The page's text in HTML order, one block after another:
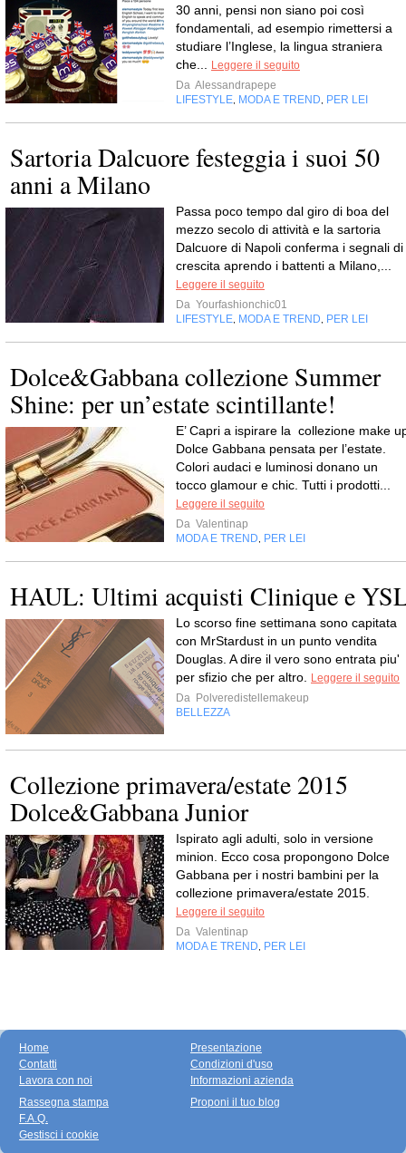
30 anni, pensi non siano poi così
fondamentali, ad esempio rimettersi a
studiare l’Inglese, la lingua straniera
che...
Leggere il seguito
Da Alessandrapepe
LIFESTYLE MODA E TREND PER LEI
Sartoria Dalcuore festeggia i suoi 50
anni a Milano
Passa poco tempo dal giro di boa del
mezzo secolo di attività e la sartoria
Dalcuore di Napoli conferma i segnali di
crescita aprendo i battenti a Milano,...
Leggere il seguito
Da Yourfashionchic01
LIFESTYLE MODA E TREND PER LEI
Dolce&Gabbana collezione Summer
Shine: per un’estate scintillante!
E’ Capri a ispirare la collezione make
Dolce Gabbana pensata per l’estate.
Colori audaci e luminosi donano un
tocco glamour e chic. Tutti i prodotti...
Leggere il seguito
Da Valentinap
MODA E TREND
PER LEI
HAUL: Ultimi acquisti Clinique e
Lo scorso fine settimana sono capitata
con MrStardust in un punto vendita
Douglas. A dire il vero sono entrata piu'
per sfizio che per altro.
Leggere il seguito
Da Polveredistellemakeup
BELLEZZA
Collezione primavera/estate 2015
Dolce&Gabbana Junior
Ispirato agli adulti, solo in versione
minion. Ecco cosa propongono Dolce
Gabbana per i nostri bambini per la
collezione primavera/estate 2015.
Leggere il seguito
Da Valentinap
MODA E TREND
PER LEI
Home
Contatti
Lavora con noi
Presentazione
Condizioni d'uso
Informazioni azienda
Rassegna stampa
F.A.Q.
Gestisci i cookie
Proponi il tuo blog